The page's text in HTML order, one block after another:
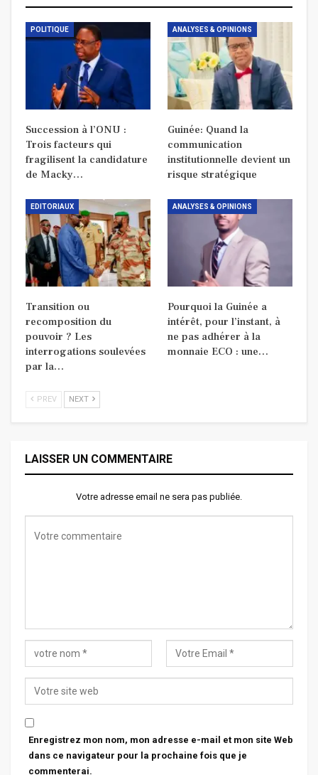
POLITIQUE
Succession à l’ONU :
Trois facteurs qui
fragilisent la candidature
de Macky…
ANALYSES & OPINIONS
Guinée: Quand la
communication
institutionnelle devient un
risque stratégique
EDITORIAUX
Transition ou
recomposition du
pouvoir ? Les
interrogations soulevées
par la…
ANALYSES & OPINIONS
Pourquoi la Guinée a
intérêt, pour l’instant, à
ne pas adhérer à la
monnaie ECO : une…
PREV NEXT
LAISSER UN COMMENTAIRE
Votre adresse email ne sera pas publiée.
Enregistrez mon nom, mon adresse e-mail et mon site Web
dans ce navigateur pour la prochaine fois que je
commenterai.